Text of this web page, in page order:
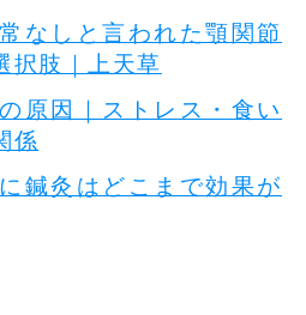
なしと言われた顎関節
択肢｜上天草
原因｜ストレス・食い
係
鍼灸はどこまで効果が